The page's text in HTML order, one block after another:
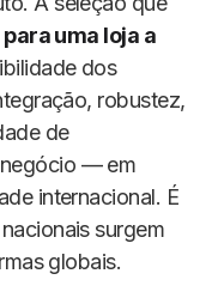
uma loja a
dos
robustez,
de
— em
internacional. É
surgem
globais.